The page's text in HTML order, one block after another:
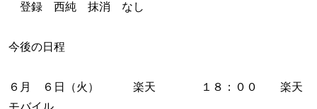
登録 西純 抹消 なし
今後の日程
６月 ６日（火） 楽天 １８：００ 楽天
モバイル